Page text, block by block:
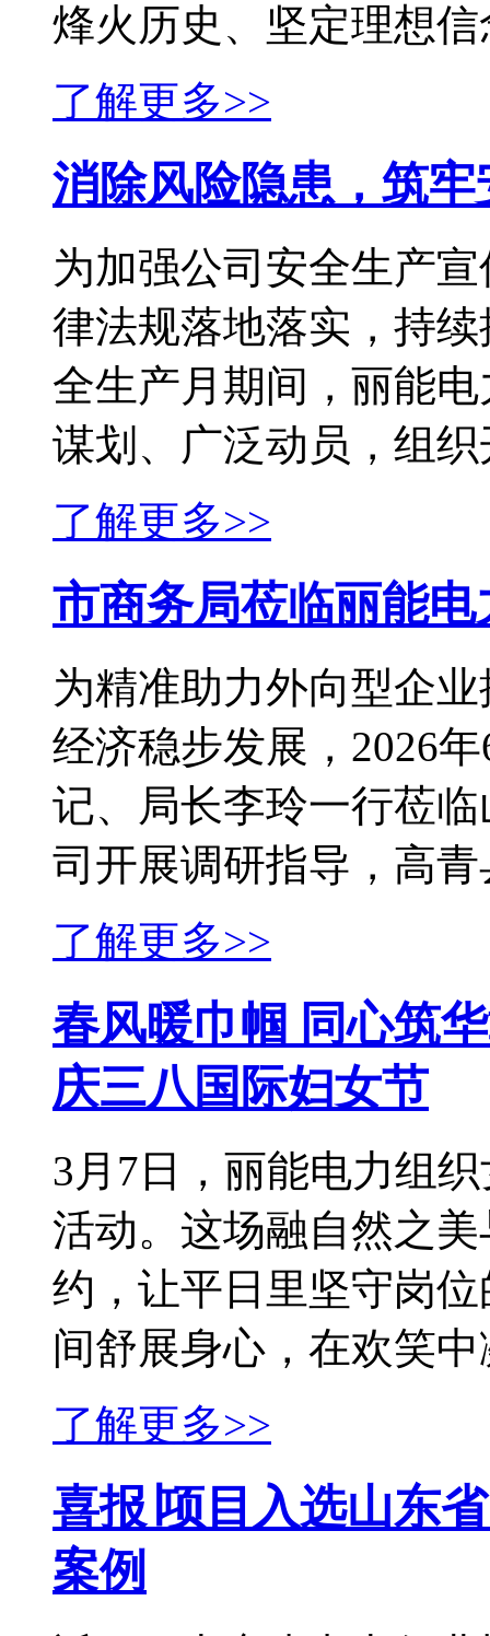
烽火历史、坚定理想信
了解更多>>
消除风险隐患，筑牢
为加强公司安全生产
律法规落地落实，持
全生产月期间，丽能
谋划、广泛动员，组织
了解更多>>
市商务局莅临丽能
为精准助力外向型企
经济稳步发展，2026
记、局长李玲一行莅
司开展调研指导，高青
了解更多>>
春风暖巾帼 同心筑
庆三八国际妇女节
3月7日，丽能电力组
活动。这场融自然之
约，让平日里坚守岗
间舒展身心，在欢笑
了解更多>>
喜报∣项目入选山东
案例